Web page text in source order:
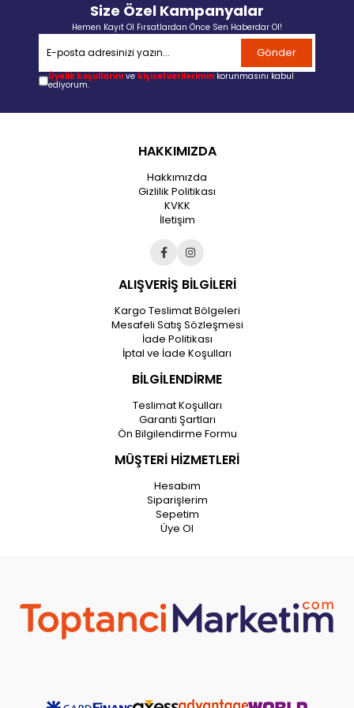
Size Özel Kampanyalar
Hemen Kayıt Ol Fırsatlardan Önce Sen Haberdar Ol!
Gönder
Üyelik koşullarını ve kişisel verilerimin korunmasını kabul
ediyorum.
HAKKIMIZDA
Hakkımızda
Gizlilik Politikası
KVKK
İletişim
ALIŞVERİŞ BİLGİLERİ
Kargo Teslimat Bölgeleri
Mesafeli Satış Sözleşmesi
İade Politikası
İptal ve İade Koşulları
BİLGİLENDİRME
Teslimat Koşulları
Garanti Şartları
Ön Bilgilendirme Formu
MÜŞTERİ HİZMETLERİ
Hesabım
Siparişlerim
Sepetim
Üye Ol